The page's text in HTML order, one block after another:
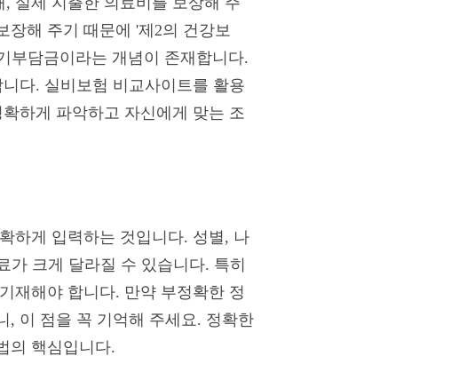
해 주기 때문에 '제2의 건강보
부담금이라는 개념이 존재합니다.
다. 실비보험 비교사이트를 활용
하게 파악하고 자신에게 맞는 조
하게 입력하는 것입니다. 성별, 나
크게 달라질 수 있습니다. 특히
재해야 합니다. 만약 부정확한 정
, 이 점을 꼭 기억해 주세요. 정확한
의 핵심입니다.